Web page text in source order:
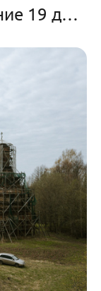
Праздничное богослужение 19 декабря 2023 года